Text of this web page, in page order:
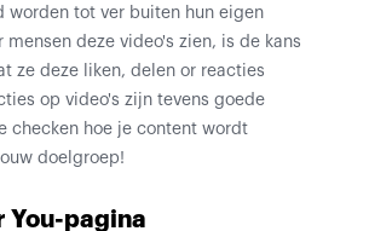
worden tot ver buiten hun eigen
mensen deze video's zien, is de kans
ze deze liken, delen or reacties
op video's zijn tevens goede
checken hoe je content wordt
doelgroep!
You-pagina